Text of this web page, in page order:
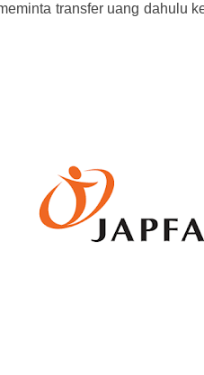
transfer uang dahulu